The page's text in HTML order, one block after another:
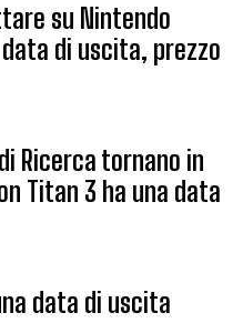
su Nintendo
di uscita, prezzo
Ricerca tornano in
Titan 3 ha una data
data di uscita